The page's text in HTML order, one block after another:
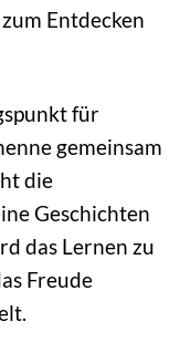
Entdecken
für
gemeinsam
die
Geschichten
das Lernen zu
Freude